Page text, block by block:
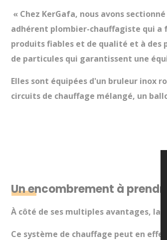
« Chez KerGafa, nous avons
adhérent plombier-chauffagiste qui a
produits fiables et de qualité et à des
de particules qui garantissent une
Elles sont équipées d'un bruleur
circuits de chauffage mélangé, un
Un encombrement à
À côté de ses multiples avantages, la
Ce système de chauffage peut en